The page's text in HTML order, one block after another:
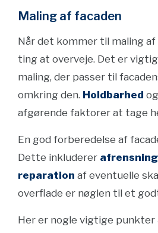
Maling af facaden
Når det kommer til maling
ting at overveje. Det er
maling, der passer til
omkring den. Holdbarhed og
afgørende faktorer at tage
En god forberedelse af
Dette inkluderer afrensning
reparation af eventuelle
overflade er nøglen til et
Her er nogle vigtige punkter